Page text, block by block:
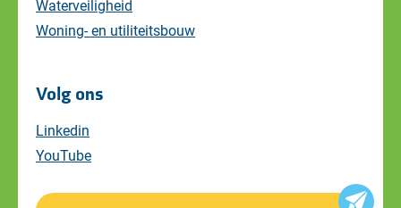
Waterveiligheid
Woning- en utiliteitsbouw
Volg ons
Linkedin
YouTube